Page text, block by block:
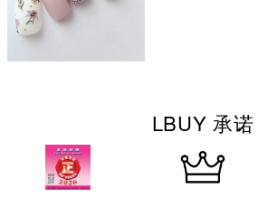
LBUY 承诺